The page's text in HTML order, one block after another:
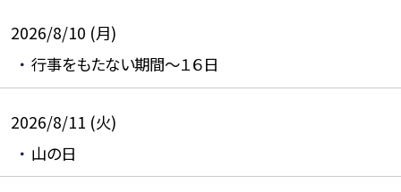
2026/8/10 (月)
行事をもたない期間～１６日
2026/8/11 (火)
山の日